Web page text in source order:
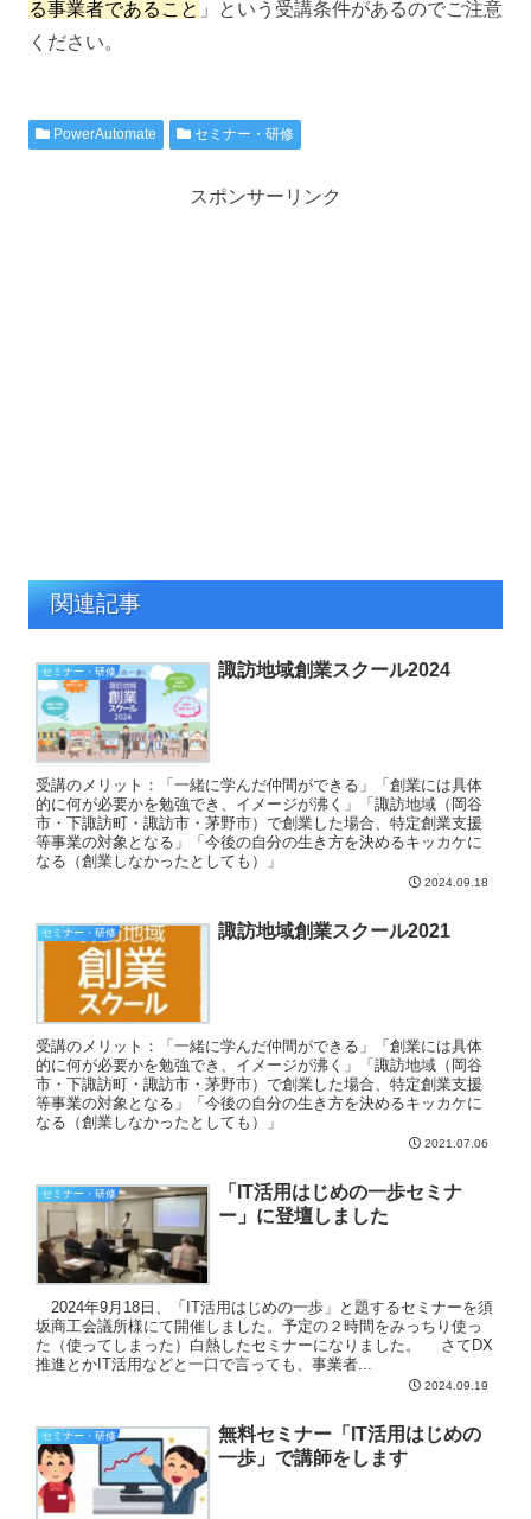
る事業者であること 」という受講条件があるのでご注意
ください。
PowerAutomate セミナー・研修
スポンサーリンク
関連記事
セミナー・研修 諏訪地域創業スクール2024
受講のメリット：「一緒に学んだ仲間ができる」「創業には具体
的に何が必要かを勉強でき、イメージが沸く」「諏訪地域（岡谷
市・下諏訪町・諏訪市・茅野市）で創業した場合、特定創業支援
等事業の対象となる」「今後の自分の生き方を決めるキッカケに
なる（創業しなかったとしても）」
2024.09.18
セミナー・研修 諏訪地域創業スクール2021
受講のメリット：「一緒に学んだ仲間ができる」「創業には具体
的に何が必要かを勉強でき、イメージが沸く」「諏訪地域（岡谷
市・下諏訪町・諏訪市・茅野市）で創業した場合、特定創業支援
等事業の対象となる」「今後の自分の生き方を決めるキッカケに
なる（創業しなかったとしても）」
2021.07.06
セミナー・研修
「IT活用はじめの一歩セミナ
ー」に登壇しました
2024年9月18日、「IT活用はじめの一歩」と題するセミナーを須
坂商工会議所様にて開催しました。予定の２時間をみっちり使っ
た（使ってしまった）白熱したセミナーになりました。 さてDX
推進とかIT活用などと一口で言っても、事業者...
2024.09.19
セミナー・研修
無料セミナー「IT活用はじめの
一歩」で講師をします